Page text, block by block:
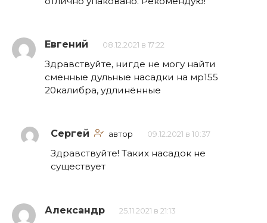
Евгений 08.12.2021 в 17:22
Здравствуйте, нигде не могу найти
сменные дульные насадки на мр155
20калибра, удлинённые
Сергей автор 09.12.2021 в 10:37
Здравствуйте! Таких насадок не
существует
Александр 25.11.2021 в 21:13